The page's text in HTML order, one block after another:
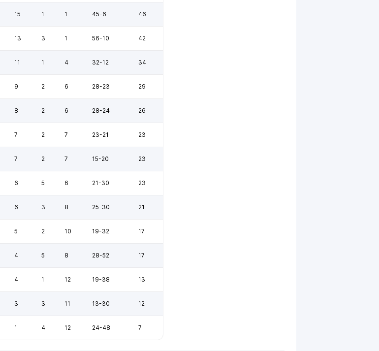
15 1 1 45-6 46
13 3 1 56-10 42
11 1 4 32-12 34
9 2 6 28-23 29
8 2 6 28-24 26
7 2 7 23-21 23
7 2 7 15-20 23
6 5 6 21-30 23
6 3 8 25-30 21
5 2 10 19-32 17
4 5 8 28-52 17
4 1 12 19-38 13
3 3 11 13-30 12
1 4 12 24-48 7